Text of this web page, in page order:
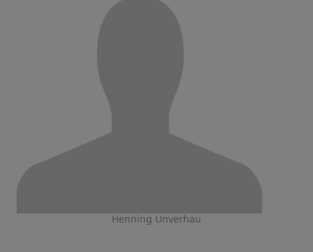
Henning Unverhau